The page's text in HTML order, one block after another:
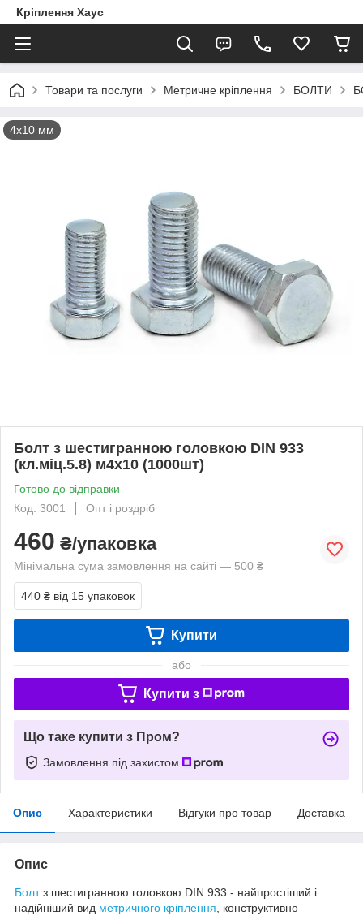
Кріплення Хаус
Товари та послуги Метричне кріплення БОЛТИ
4х10 мм
Болт з шестигранною головкою DIN 933
(кл.міц.5.8) м4х10 (1000шт)
Готово до відправки
Код: 3001
Опт і роздріб
460 ₴/упаковка
Мінімальна сума замовлення на сайті — 500 ₴
440 ₴ від 15 упаковок
Купити
або
Купити з
Що таке купити з Пром?
Замовлення під захистом
Опис Характеристики Відгуки про товар Доставка
Опис
Болтз шестигранною головкою DIN 933 - найпростіший і
надійніший вид метричного кріплення , конструктивно